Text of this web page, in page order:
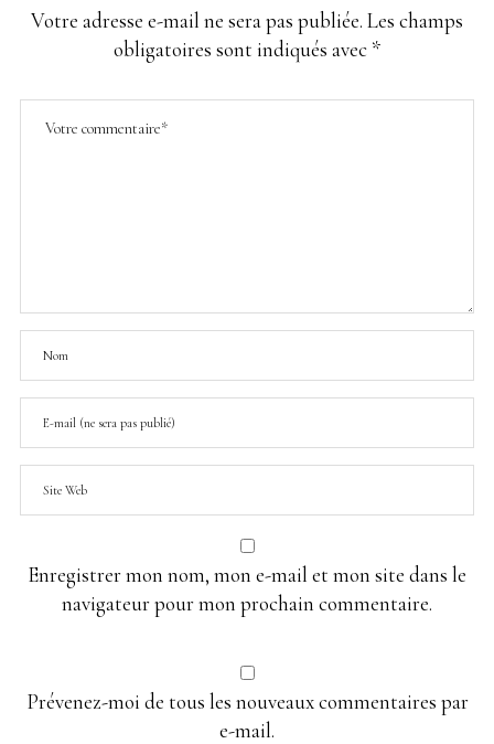
Votre adresse e-mail ne sera pas publiée. Les champs
obligatoires sont indiqués avec *
Enregistrer mon nom, mon e-mail et mon site dans le
navigateur pour mon prochain commentaire.
Prévenez-moi de tous les nouveaux commentaires par
e-mail.